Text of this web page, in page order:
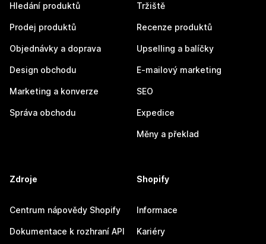
Hledání produktů
Prodej produktů
Objednávky a doprava
Design obchodu
Marketing a konverze
Správa obchodu
Tržiště
Recenze produktů
Upselling a balíčky
E-mailový marketing
SEO
Expedice
Měny a překlad
Zdroje
Centrum nápovědy Shopify
Dokumentace k rozhraní API
Shopify
Informace
Kariéry